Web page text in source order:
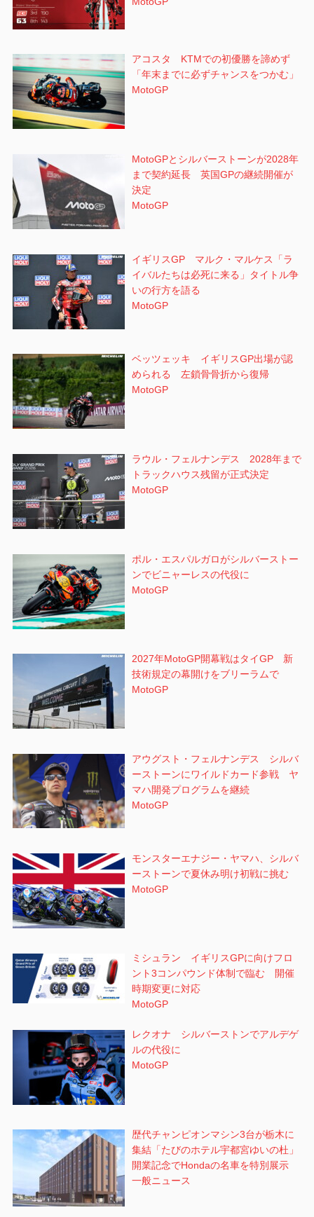
アコスタ KTMでの初優勝を諦めず
「年末までに必ずチャンスをつかむ」
MotoGP
MotoGPとシルバーストーンが2028年
まで契約延長 英国GPの継続開催が
決定
MotoGP
イギリスGP マルク・マルケス「ラ
イバルたちは必死に来る」タイトル争
いの行方を語る
MotoGP
ベッツェッキ イギリスGP出場が認
められる 左鎖骨骨折から復帰
MotoGP
ラウル・フェルナンデス 2028年まで
トラックハウス残留が正式決定
MotoGP
ポル・エスパルガロがシルバーストー
ンでビニャーレスの代役に
MotoGP
2027年MotoGP開幕戦はタイGP 新
技術規定の幕開けをブリーラムで
MotoGP
アウグスト・フェルナンデス シルバ
ーストーンにワイルドカード参戦 ヤ
マハ開発プログラムを継続
MotoGP
モンスターエナジー・ヤマハ、シルバ
ーストーンで夏休み明け初戦に挑む
MotoGP
ミシュラン イギリスGPに向けフロ
ント3コンパウンド体制で臨む 開催
時期変更に対応
MotoGP
レクオナ シルバーストンでアルデゲ
ルの代役に
MotoGP
歴代チャンピオンマシン3台が栃木に
集結「たびのホテル宇都宮ゆいの杜」
開業記念でHondaの名車を特別展示
一般ニュース